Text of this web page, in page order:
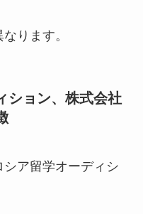
ります。
ション、株式会社
ア留学オーディシ